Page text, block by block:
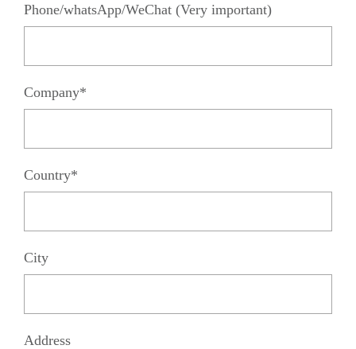
Phone/whatsApp/WeChat (Very important)
Company*
Country*
City
Address